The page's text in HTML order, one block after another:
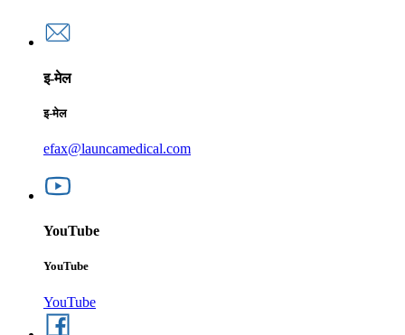
इ-मेल
इ-मेल
efax@launcamedical.com
YouTube
YouTube
YouTube